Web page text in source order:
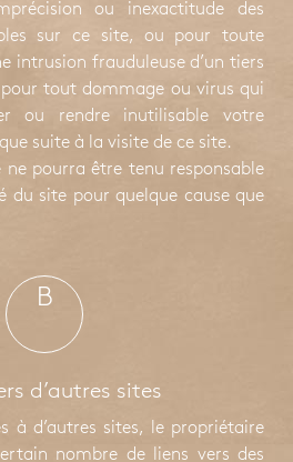
ou inexactitude des
sur ce site, ou pour toute
intrusion frauduleuse d’un tiers
tout dommage ou virus qui
ou rendre inutilisable votre
suite à la visite de ce site.
ne pourra être tenu responsable
du site pour quelque cause que
B
d’autres sites
à d’autres sites, le propriétaire
nombre de liens vers des